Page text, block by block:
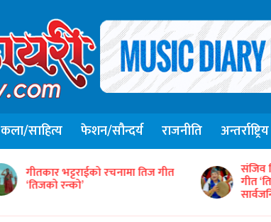
कला/साहित्य फेशन/सौन्दर्य राजनीति अन्तर्राष्ट्रिय
गीतकार भट्टराईको रचनामा तिज गीत
‘तिजको रन्को’
संजिव
गीत